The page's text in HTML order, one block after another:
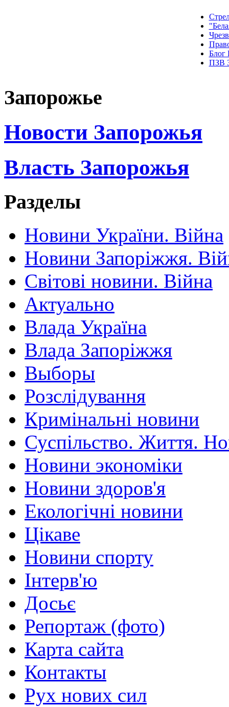
Блог
ПЗВ
Запорожье
Новости Запорожья
Власть Запорожья
Разделы
Новини України. Війна
Новини Запоріжжя.
Світові новини. Війна
Актуально
Влада Україна
Влада Запоріжжя
Выборы
Розслідування
Кримінальні новини
Суспільство. Життя.
Новини экономіки
Новини здоров'я
Екологічні новини
Цікаве
Новини спорту
Інтерв'ю
Досьє
Репортаж (фото)
Карта сайта
Контакты
Рух нових сил